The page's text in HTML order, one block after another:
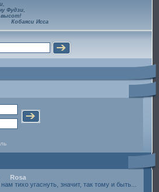
Фудзи,
высот!
Кобаяси Исса
Rosa
тихо угаснуть, значит, так тому и быть...